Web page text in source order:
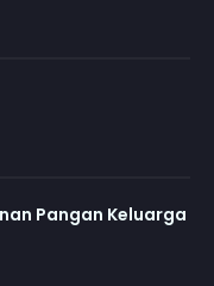
Pangan Keluarga